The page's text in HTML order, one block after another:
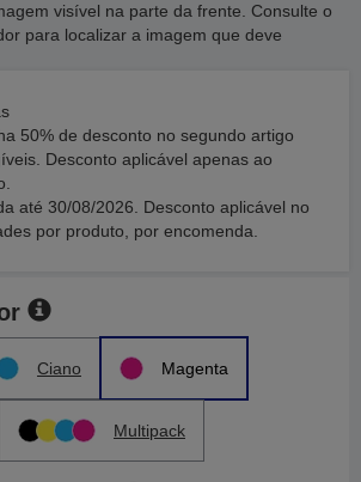
visível na parte da frente. Consulte o
para localizar a imagem que deve
50% de desconto no segundo artigo
Desconto aplicável apenas ao
até 30/08/2026. Desconto aplicável no
por produto, por encomenda.
Ciano Magenta
Multipack